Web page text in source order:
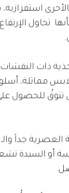
تحاول
ذات النقشات
مماثلة،
تتوقُ للحصول
أو السيدة